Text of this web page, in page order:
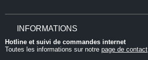
INFORMATIONS
Hotline et suivi de commandes internet
Toutes les informations sur notre page de contact